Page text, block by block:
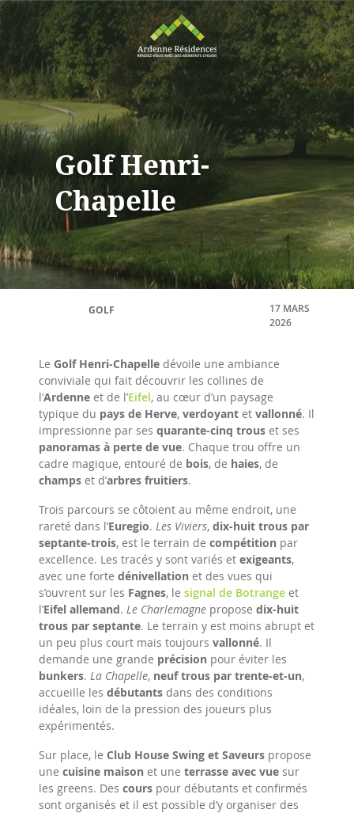
Golf Henri-
Chapelle
GOLF
17 MARS
2026
Le Golf Henri-Chapelle dévoile une ambiance
conviviale qui fait découvrir les collines de
l’Ardenne et de l’Eifel, au cœur d’un paysage
typique du pays de Herve, verdoyant et vallonné. Il
impressionne par ses quarante-cinq trous et ses
panoramas à perte de vue. Chaque trou offre un
cadre magique, entouré de bois, de haies, de
champs et d’arbres fruitiers.
Trois parcours se côtoient au même endroit, une
rareté dans l’Euregio. Les Viviers, dix-huit trous par
septante-trois, est le terrain de compétition par
excellence. Les tracés y sont variés et exigeants,
avec une forte dénivellation et des vues qui
s’ouvrent sur les Fagnes, le signal de Botrange et
l’Eifel allemand. Le Charlemagne propose dix-huit
trous par septante. Le terrain y est moins abrupt et
un peu plus court mais toujours vallonné. Il
demande une grande précision pour éviter les
bunkers. La Chapelle, neuf trous par trente-et-un,
accueille les débutants dans des conditions
idéales, loin de la pression des joueurs plus
expérimentés.
Sur place, le Club House Swing et Saveurs propose
une cuisine maison et une terrasse avec vue sur
les greens. Des cours pour débutants et confirmés
sont organisés et il est possible d’y organiser des